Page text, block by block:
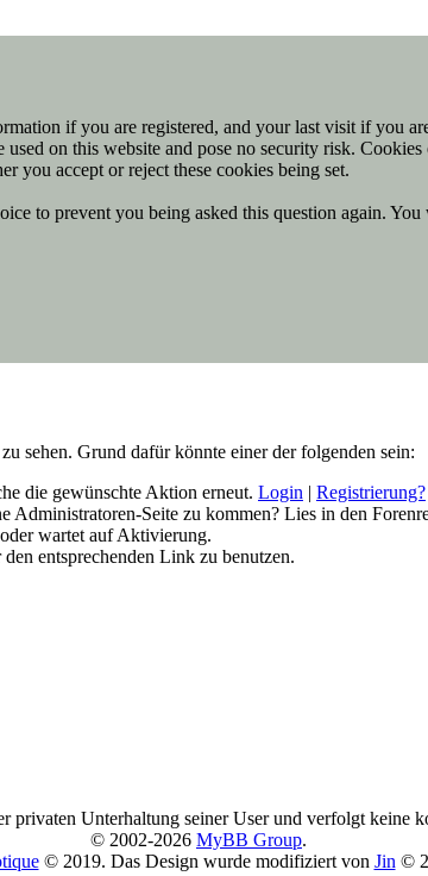
if you are registered, and your last visit if you
on this website and pose no security risk.
you accept or reject these cookies being set.
to prevent you being asked this question again.
sehen. Grund dafür könnte einer der folgenden sein:
die gewünschte Aktion erneut. Login | Registrierung?
Administratoren-Seite zu kommen? Lies in den
wartet auf Aktivierung.
entsprechenden Link zu benutzen.
privaten Unterhaltung seiner User und verfolgt keine
© 2002-2026 MyBB Group.
© 2019. Das Design wurde modifiziert von Jin©